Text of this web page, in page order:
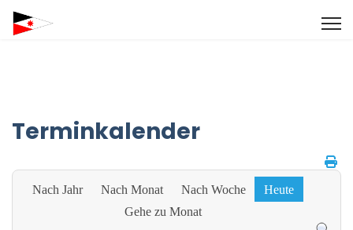
Terminkalender
Nach Jahr Nach Monat Nach Woche
Heute
Gehe zu Monat